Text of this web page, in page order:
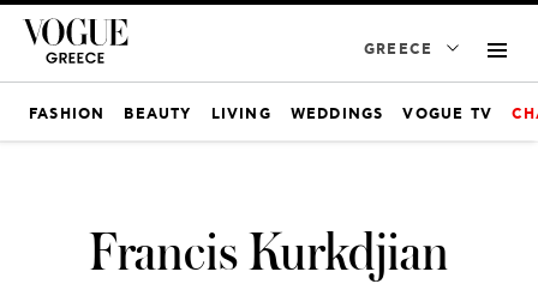
GREECE
FASHION BEAUTY LIVING WEDDINGS VOGUE TV
Francis Kurkdjian